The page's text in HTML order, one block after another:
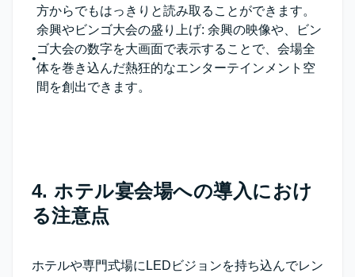
方からでもはっきりと読み取ることができます。
•
余興やビンゴ大会の盛り上げ: 余興の映像や、ビン
ゴ大会の数字を大画面で表示することで、会場全
体を巻き込んだ熱狂的なエンターテインメント空
間を創出できます。
4. ホテル宴会場への導入におけ
る注意点
ホテルや専門式場にLEDビジョンを持ち込んでレン